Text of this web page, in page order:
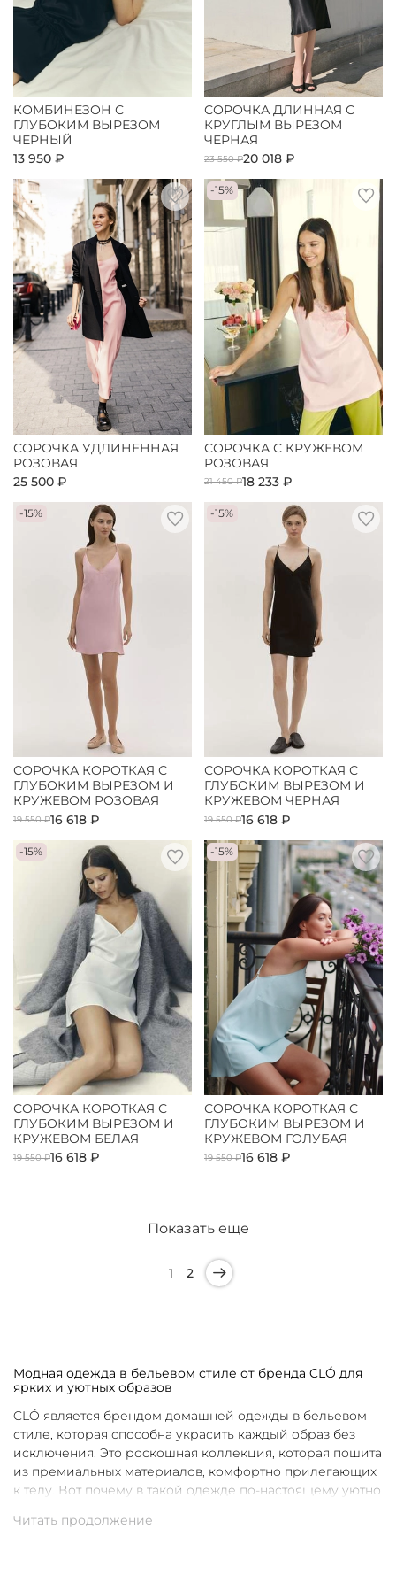
КОМБИНЕЗОН С
ГЛУБОКИМ ВЫРЕЗОМ
ЧЕРНЫЙ
13 950 ₽
СОРОЧКА ДЛИННАЯ С
КРУГЛЫМ ВЫРЕЗОМ
ЧЕРНАЯ
23 550 ₽20 018 ₽
СОРОЧКА УДЛИНЕННАЯ
РОЗОВАЯ
25 500 ₽
-15%
СОРОЧКА С КРУЖЕВОМ
РОЗОВАЯ
21 450 ₽18 233 ₽
-15%
СОРОЧКА КОРОТКАЯ С
ГЛУБОКИМ ВЫРЕЗОМ И
КРУЖЕВОМ РОЗОВАЯ
19 550 ₽16 618 ₽
-15%
СОРОЧКА КОРОТКАЯ С
ГЛУБОКИМ ВЫРЕЗОМ И
КРУЖЕВОМ ЧЕРНАЯ
19 550 ₽16 618 ₽
-15%
СОРОЧКА КОРОТКАЯ С
ГЛУБОКИМ ВЫРЕЗОМ И
КРУЖЕВОМ БЕЛАЯ
19 550 ₽16 618 ₽
-15%
СОРОЧКА КОРОТКАЯ С
ГЛУБОКИМ ВЫРЕЗОМ И
КРУЖЕВОМ ГОЛУБАЯ
19 550 ₽16 618 ₽
Показать еще
1 2
Модная одежда в бельевом стиле от бренда CLÓ для
ярких и уютных образов
CLÓ является брендом домашней одежды в бельевом
стиле, которая способна украсить каждый образ без
исключения. Это роскошная коллекция, которая пошита
из премиальных материалов, комфортно прилегающих
к телу. Вот почему в такой одежде по-настоящему уютно
продуманные фасоны позволяют каждой женщине